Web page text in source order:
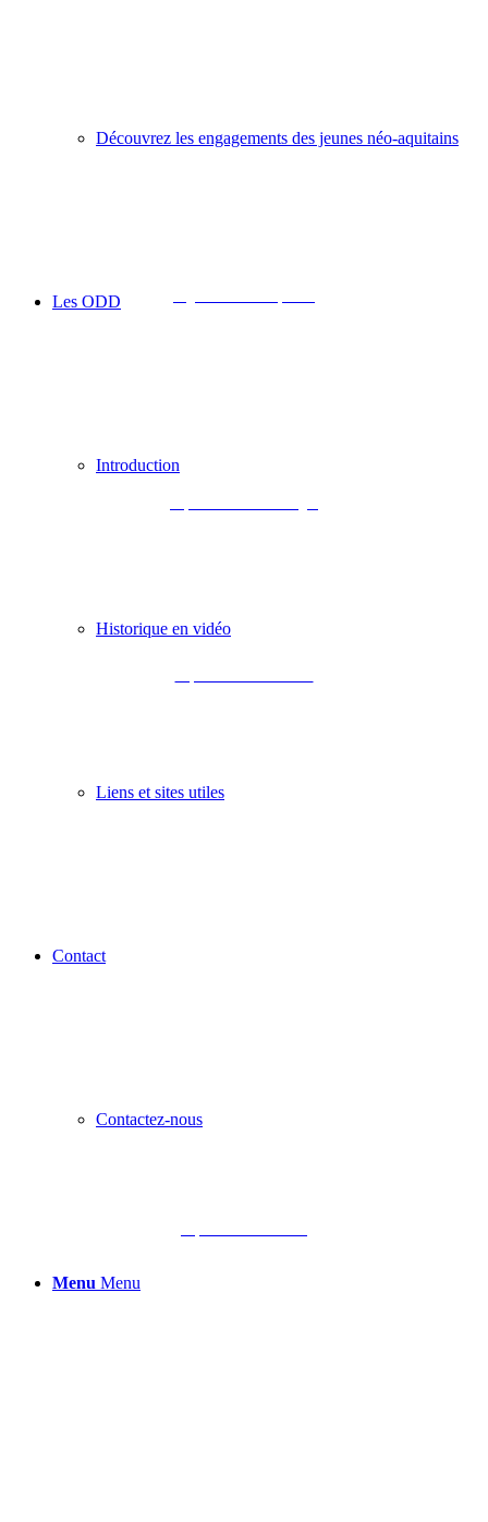
Découvrez les engagements des jeunes néo-aquitains
Les ODD
Introduction
Historique en vidéo
Liens et sites utiles
Contact
Contactez-nous
Menu Menu